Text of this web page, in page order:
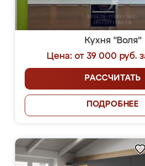
Кухня "Воля"
Цена: от 39 000 руб.
РАССЧИТАТЬ
ПОДРОБНЕЕ